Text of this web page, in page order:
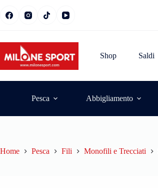
Shop Saldi
Pesca Abbigliamento
Home Pesca Fili Monofili e Trecciati